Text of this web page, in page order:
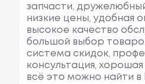
запчасти,
низкие цены, удобная
высокое качество
большой выбор
система скидок,
консультация,
всё это можно найти в